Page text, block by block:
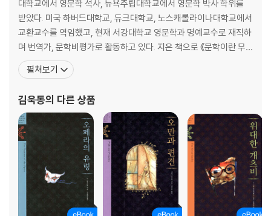
대학교에서 영문학 석사, 뉴욕주립대학교에서 영문학 박사 학위를
받았다. 미국 하버드대학교, 듀크대학교, 노스캐롤라이나대학교에서
교환교수를 역임했고, 현재 서강대학교 영문학과 명예교수로 재직하
며 번역가, 문학비평가로 활동하고 있다. 지은 책으로 《문학이란 무
엇인가》 《세계문학이란 무엇인가》 《이양하, 그의 삶과 문학》 《설정
식, 분노의 문학》 《비평의 변증법》 《천재와 반역》 등이 있고, 옮긴 책
바다》 《이선 프롬》 《아메리카의 비극》 《새장에 갇힌 새
펼쳐보기
김욱동의 다른 상품